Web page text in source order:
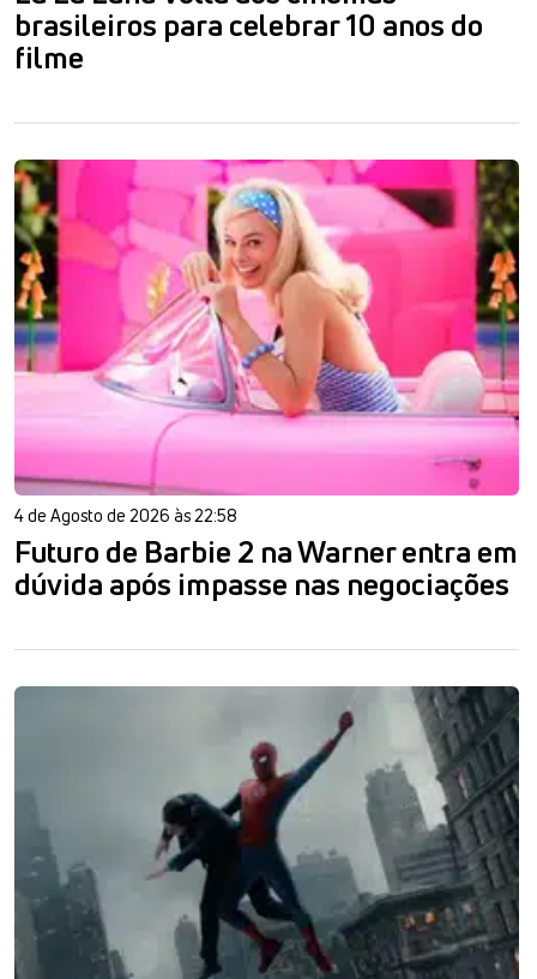
brasileiros para celebrar 10 anos do
filme
4 de Agosto de 2026 às 22:58
Futuro de Barbie 2 na Warner entra em
dúvida após impasse nas negociações